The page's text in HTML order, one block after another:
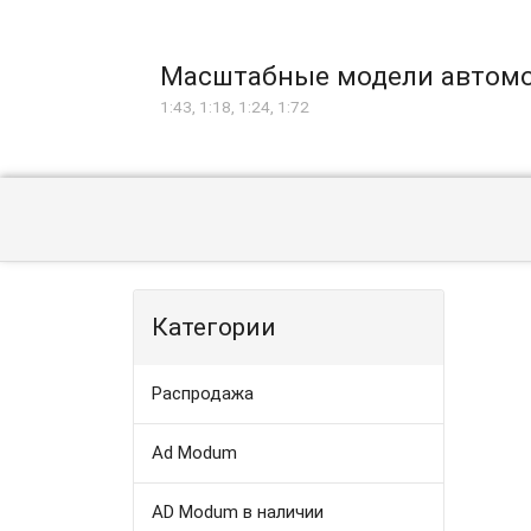
Масштабные модели
1:43, 1:18, 1:24, 1:72
Категории
Распродажа
Ad Modum
AD Modum в наличии